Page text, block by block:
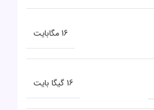
16 مگابایت
16 گیگا بایت